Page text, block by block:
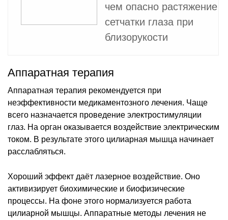
чем опасно растяжение
сетчатки глаза при
близорукости
Аппаратная терапия
Аппаратная терапия рекомендуется при
неэффективности медикаментозного лечения. Чаще
всего назначается проведение электростимуляции
глаз. На орган оказывается воздействие электрическим
током. В результате этого цилиарная мышца начинает
расслабляться.
Хороший эффект даёт лазерное воздействие. Оно
активизирует биохимические и биофизические
процессы. На фоне этого нормализуется работа
цилиарной мышцы. Аппаратные методы лечения не